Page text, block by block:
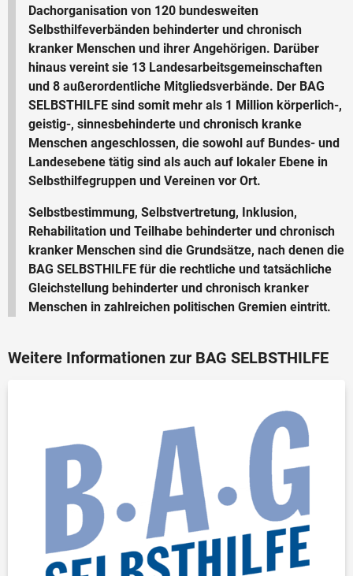
Dachorganisation von 120 bundesweiten
Selbsthilfeverbänden behinderter und chronisch
kranker Menschen und ihrer Angehörigen. Darüber
hinaus vereint sie 13 Landesarbeitsgemeinschaften
und 8 außerordentliche Mitgliedsverbände. Der BAG
SELBSTHILFE sind somit mehr als 1 Million körperlich-,
geistig-, sinnesbehinderte und chronisch kranke
Menschen angeschlossen, die sowohl auf Bundes- und
Landesebene tätig sind als auch auf lokaler Ebene in
Selbsthilfegruppen und Vereinen vor Ort.
Selbstbestimmung, Selbstvertretung, Inklusion,
Rehabilitation und Teilhabe behinderter und chronisch
kranker Menschen sind die Grundsätze, nach denen die
BAG SELBSTHILFE für die rechtliche und tatsächliche
Gleichstellung behinderter und chronisch kranker
Menschen in zahlreichen politischen Gremien eintritt.
Weitere Informationen zur BAG SELBSTHILFE